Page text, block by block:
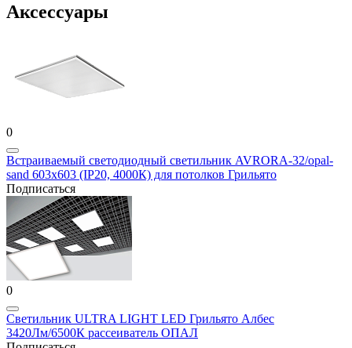
Аксессуары
0
Встраиваемый светодиодный светильник AVRORA-32/opal-
sand 603х603 (IP20, 4000К) для потолков Грильято
Подписаться
0
Светильник ULTRA LIGHT LED Грильято Албес
3420Лм/6500К рассеиватель ОПАЛ